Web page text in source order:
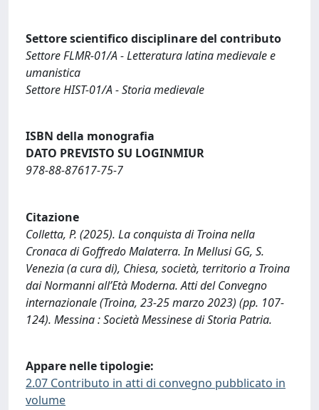
Settore scientifico disciplinare del contributo
Settore FLMR-01/A - Letteratura latina medievale e
umanistica
Settore HIST-01/A - Storia medievale
ISBN della monografia
DATO PREVISTO SU LOGINMIUR
978-88-87617-75-7
Citazione
Colletta, P. (2025). La conquista di Troina nella
Cronaca di Goffredo Malaterra. In Mellusi GG, S.
Venezia (a cura di), Chiesa, società, territorio a Troina
dai Normanni all’Età Moderna. Atti del Convegno
internazionale (Troina, 23-25 marzo 2023) (pp. 107-
124). Messina : Società Messinese di Storia Patria.
Appare nelle tipologie:
2.07 Contributo in atti di convegno pubblicato in
volume